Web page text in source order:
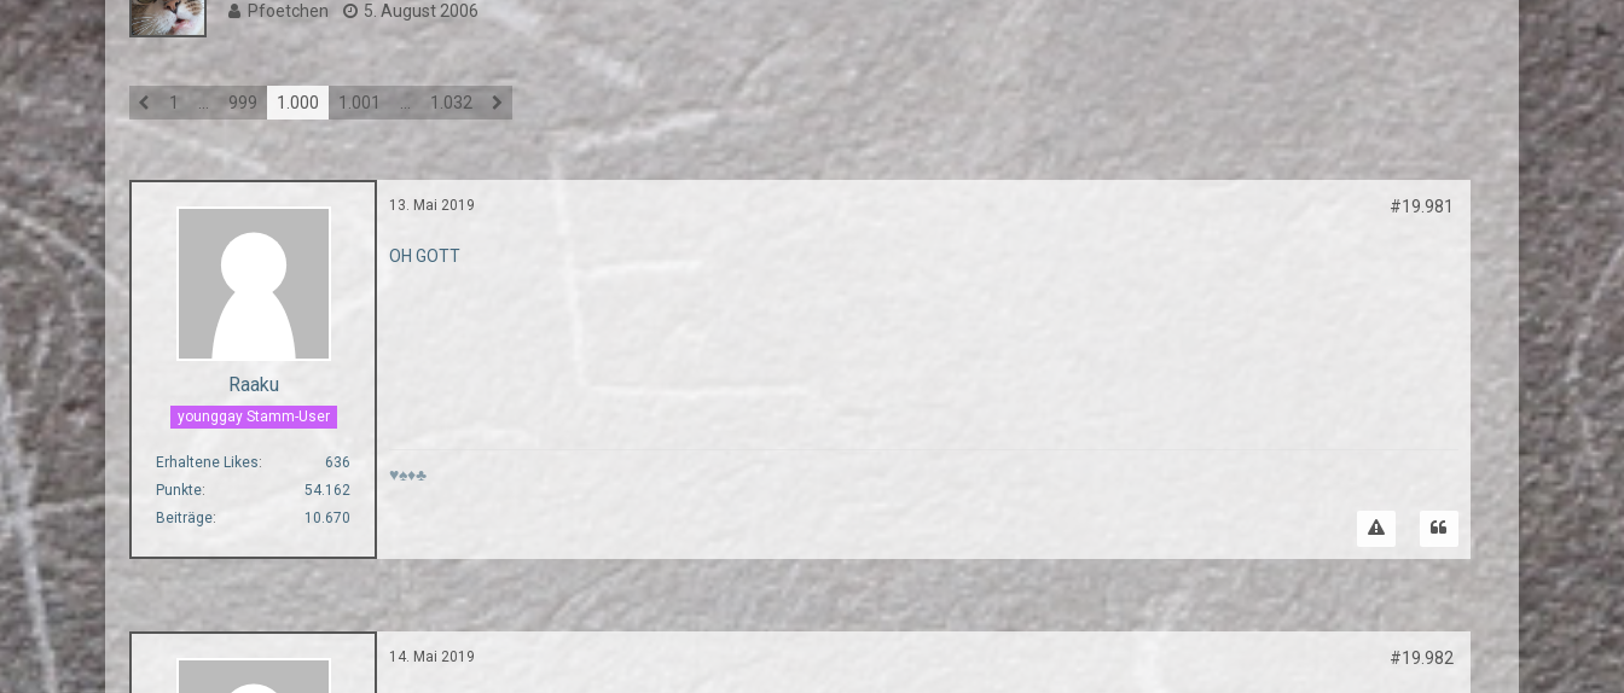
Pfoetchen 5. August 2006
1 999 1.000 1.001 1.032
Raaku
younggay Stamm-User
Erhaltene Likes
636
Punkte
54.162
Beiträge
10.670
13. Mai 2019 #19.981
OH GOTT
♥♠♦♣
14. Mai 2019 #19.982